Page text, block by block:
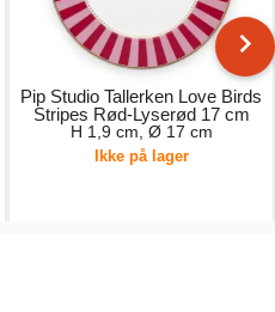
Pip Studio Tallerken Love Birds
Stripes Rød-Lyserød 17 cm
H 1,9 cm, Ø 17 cm
Ikke på lager